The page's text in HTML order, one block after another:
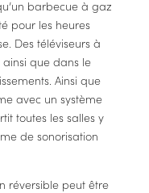
barbecue à gaz
pour les heures
Des téléviseurs à
que dans le
Ainsi que
avec un système
toutes les salles y
de sonorisation
réversible peut être